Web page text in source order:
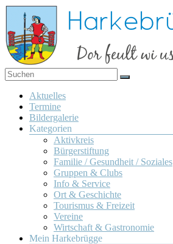
Zum
Inhalt
springen
Harkebrügge
Dor
feult
wi us
wohl!
Menü
Aktuelles
Termine
Bildergalerie
Kategorien
Aktivkreis
Bürgerstiftung
Familie / Gesundheit / Soziales
Gruppen & Clubs
Info & Service
Ort & Geschichte
Tourismus & Freizeit
Vereine
Wirtschaft & Gastronomie
Mein Harkebrügge